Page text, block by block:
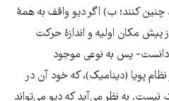
کنند؛ ب) اگر دیو واقف به همۀ
پیش مکان اولیه و اندازۀ حرکت
را می دانست- پس به نوعی موجود
از نظام پویا (دینامیک)، که خود آن در
به نظر می‌‌‌آید که دیو می‌تواند